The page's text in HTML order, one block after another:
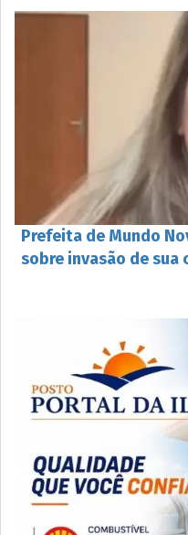
Prefeita de Mundo
sobre invasão de sua